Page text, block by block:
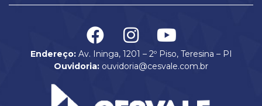
Endereço:Av. Ininga, 1201 – 2º Piso, Teresina – PI
Ouvidoria: ouvidoria@cesvale.com.br